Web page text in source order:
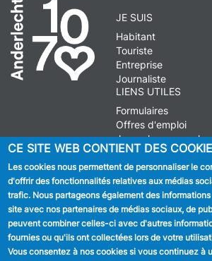
JE SUIS
Habitant
Touriste
Entreprise
Journaliste
LIENS UTILES
Formulaires
Offres d'emploi
Journal communal
Stationnement
SUIVEZ NOUS
Facebook
Linkedin
CE SITE WEB CONTIENT DES
Les cookies nous permettent de personnaliser le
d'offrir des fonctionnalités relatives aux médias
trafic. Nous partageons également des
site avec nos partenaires de médias sociaux, de
peuvent combiner celles-ci avec d'autres
fournies ou qu'ils ont collectées lors de votre
Vous consentez à nos cookies si vous continuez à